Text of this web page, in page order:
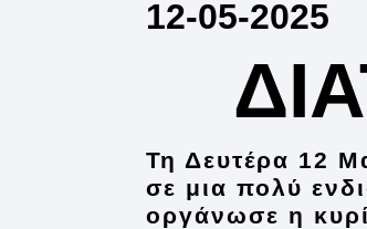
12-05-2025
ΤηΔευτέρα 12
σε μια πολύ
οργάνωσε η